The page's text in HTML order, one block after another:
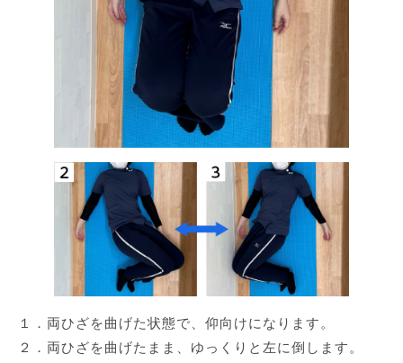
１．両ひざを曲げた状態で、仰向けになります。
２．両ひざを曲げたまま、ゆっくりと左に倒します。